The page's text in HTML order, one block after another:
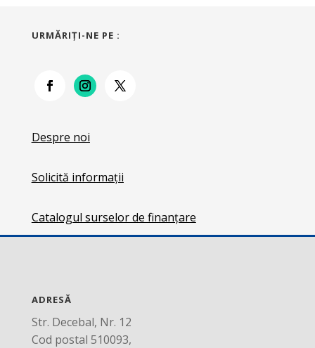
URMĂRIŢI-NE PE :
Despre noi
Solicită informații
Catalogul surselor de finanțare
ADRESĂ
Str. Decebal, Nr. 12
Cod postal 510093,